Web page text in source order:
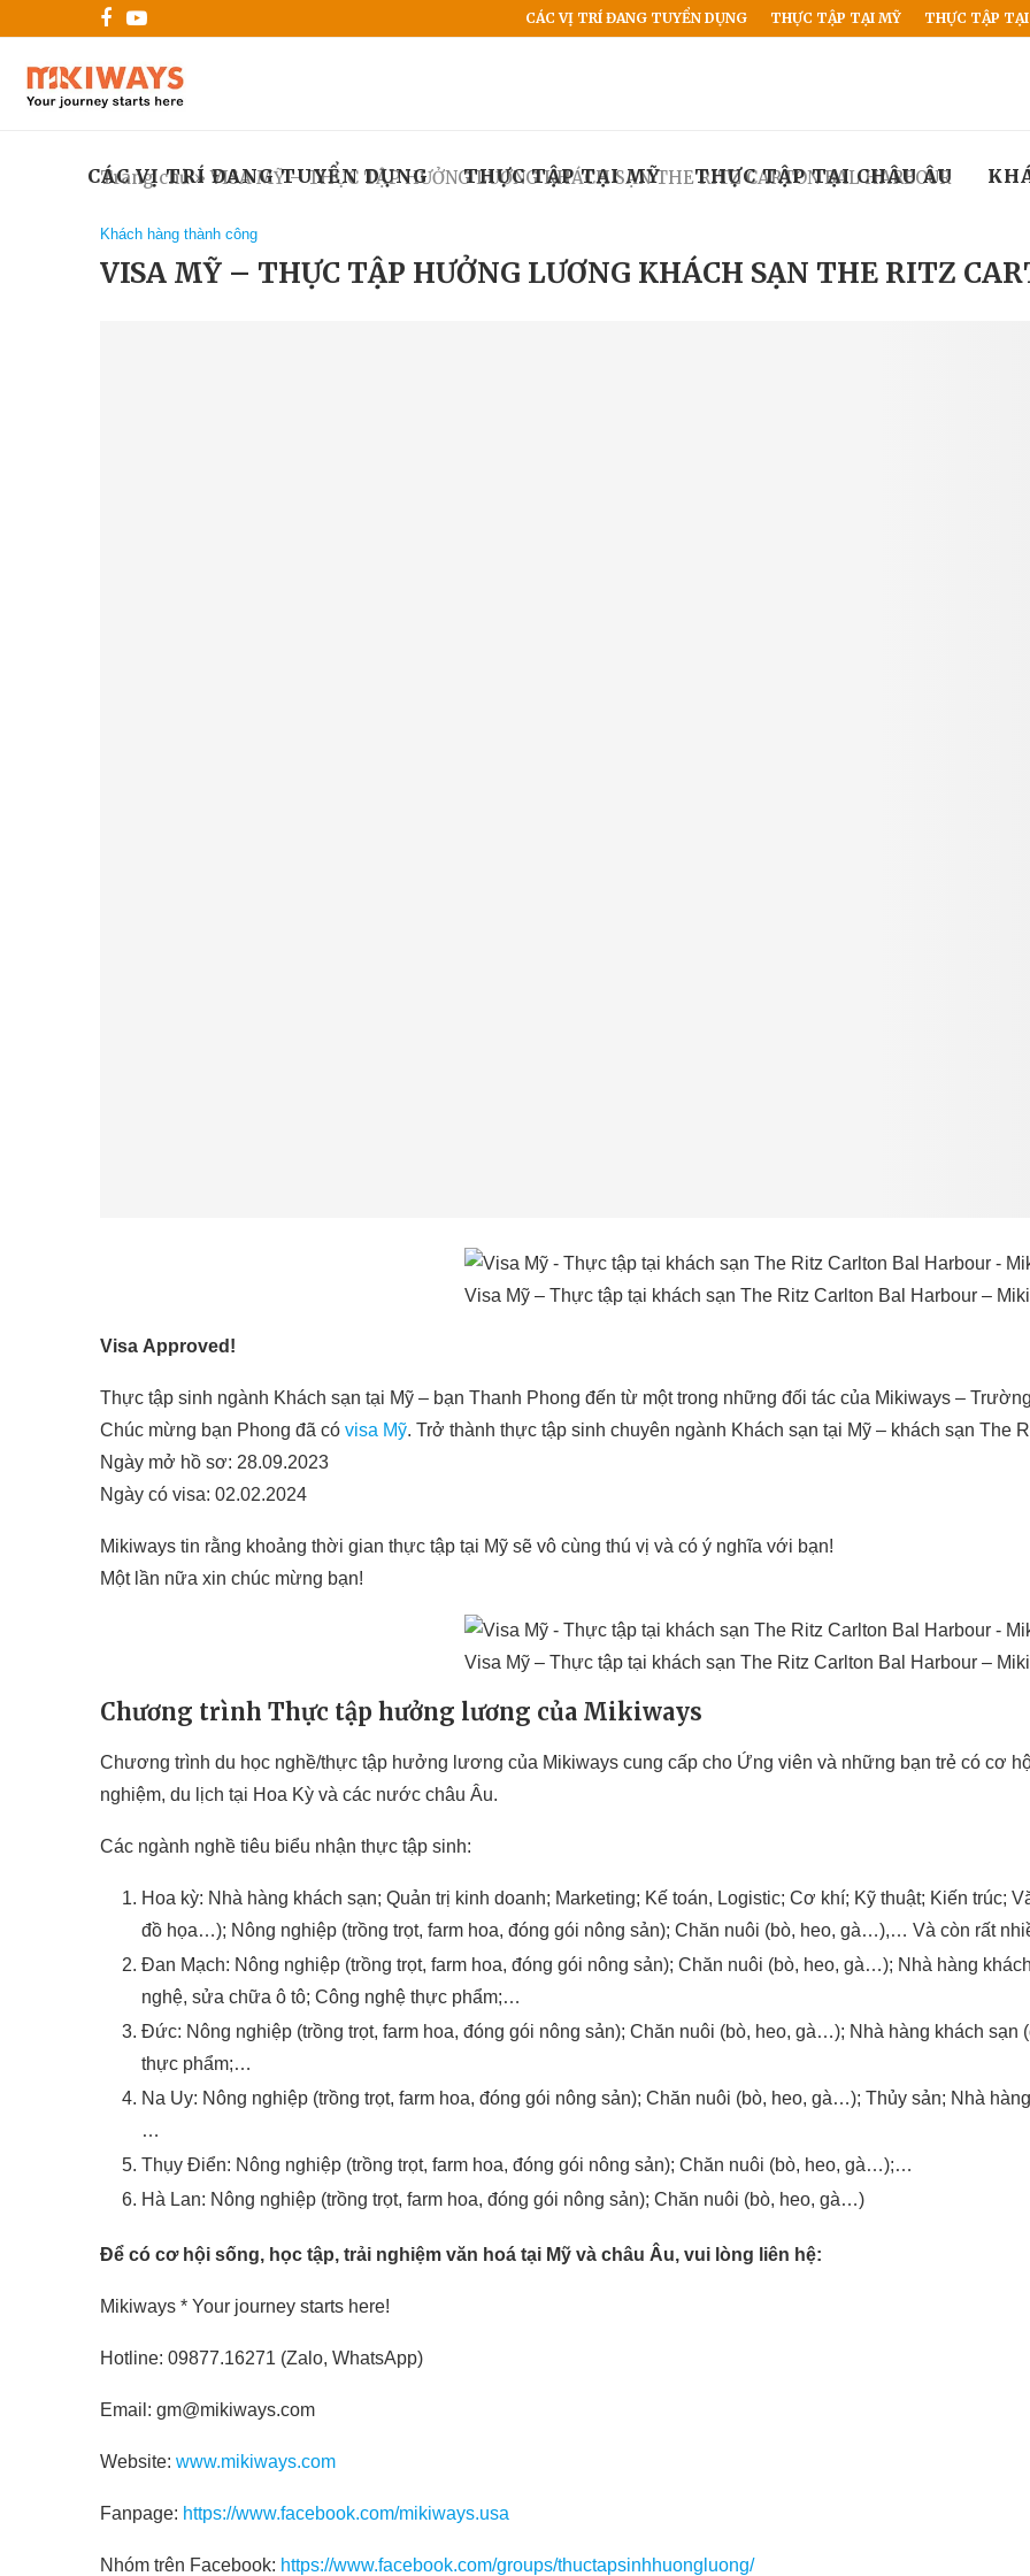
CÁC VỊ TRÍ ĐANG TUYỂN DỤNG THỰC TẬP TẠI MỸ THỰC TẬP TẠI
CÁC VỊ TRÍ ĐANG TUYỂN DỤNG THỰC TẬP TẠI MỸ THỰC TẬP TẠI CHÂU ÂU
Trang chủ»VISA MỸ – THỰC TẬP HƯỞNG LƯƠNG KHÁCH SẠN THE RITZ CARTON BAL HARBOUR
Khách hàng thành công
VISA MỸ – THỰC TẬP HƯỞNG LƯƠNG KHÁCH SẠN THE RITZ
Visa Mỹ – Thực tập tại khách sạn The Ritz Carlton Bal Harbour –
Visa Approved!
Thực tập sinh ngành Khách sạn tại Mỹ – bạn Thanh Phong đến từ một trong những đối tác của Mikiways –
Chúc mừng bạn Phong đã có visa Mỹ. Trở thành thực tập sinh chuyên ngành Khách sạn tại Mỹ – khách sạn The
Ngày mở hồ sơ: 28.09.2023
Ngày có visa: 02.02.2024
Mikiways tin rằng khoảng thời gian thực tập tại Mỹ sẽ vô cùng thú vị và có ý nghĩa với bạn!
Một lần nữa xin chúc mừng bạn!
Visa Mỹ – Thực tập tại khách sạn The Ritz Carlton Bal Harbour –
Chương trình Thực tập hưởng lương của Mikiways
Chương trình du học nghề/thực tập hưởng lương của Mikiways cung cấp cho Ứng viên và những bạn trẻ có cơ
nghiệm, du lịch tại Hoa Kỳ và các nước châu Âu.
Các ngành nghề tiêu biểu nhận thực tập sinh:
Hoa kỳ: Nhà hàng khách sạn; Quản trị kinh doanh; Marketing; Kế toán, Logistic; Cơ khí; Kỹ thuật; Kiến trúc;
đồ họa…); Nông nghiệp (trồng trọt, farm hoa, đóng gói nông sản); Chăn nuôi (bò, heo, gà…),… Và còn rất
Đan Mạch: Nông nghiệp (trồng trọt, farm hoa, đóng gói nông sản); Chăn nuôi (bò, heo, gà…); Nhà hàng
nghệ, sửa chữa ô tô; Công nghệ thực phẩm;…
Đức: Nông nghiệp (trồng trọt, farm hoa, đóng gói nông sản); Chăn nuôi (bò, heo, gà…); Nhà hàng khách sạn
thực phẩm;…
Na Uy: Nông nghiệp (trồng trọt, farm hoa, đóng gói nông sản); Chăn nuôi (bò, heo, gà…); Thủy sản; Nhà
…
Thụy Điển: Nông nghiệp (trồng trọt, farm hoa, đóng gói nông sản); Chăn nuôi (bò, heo, gà…);…
Hà Lan: Nông nghiệp (trồng trọt, farm hoa, đóng gói nông sản); Chăn nuôi (bò, heo, gà…)
Để có cơ hội sống, học tập, trải nghiệm văn hoá tại Mỹ và châu Âu, vui lòng liên hệ:
Mikiways * Your journey starts here!
Hotline: 09877.16271 (Zalo, WhatsApp)
Email: gm@mikiways.com
Website: www.mikiways.com
Fanpage: https://www.facebook.com/mikiways.usa
Nhóm trên Facebook: https://www.facebook.com/groups/thuctapsinhhuongluong/